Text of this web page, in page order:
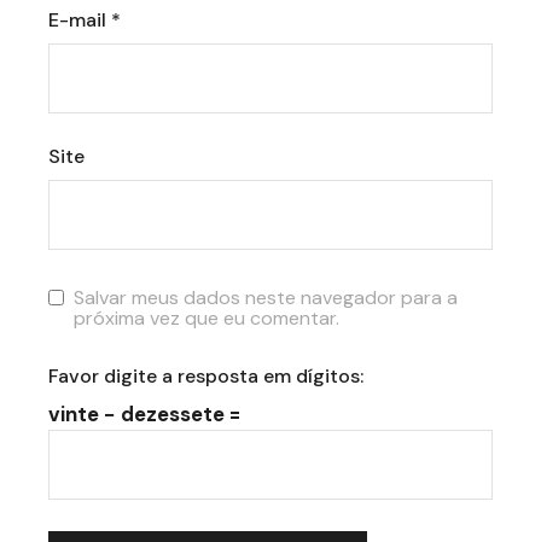
E-mail *
Site
Salvar meus dados neste navegador para a
próxima vez que eu comentar.
Favor digite a resposta em dígitos:
vinte − dezessete =